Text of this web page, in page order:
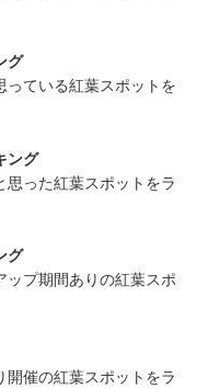
グ
ている紅葉スポットを
ング
った紅葉スポットをラ
グ
ップ期間ありの紅葉スポ
催の紅葉スポットをラ